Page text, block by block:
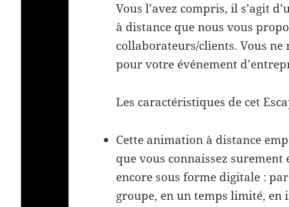
Vous l’avez compris, il s’agit
à distance que nous vous
collaborateurs/clients. Vous
pour votre événement
Les caractéristiques de cet
Cette animation à distance
que vous connaissez
encore sous forme digitale :
groupe, en un temps limité, en